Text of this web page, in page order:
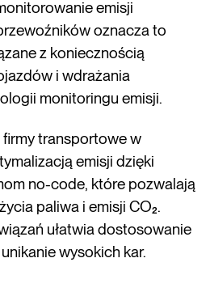
emisji
oznacza to
z koniecznością
i wdrażania
monitoringu emisji.
transportowe w
emisji dzięki
no-code, które pozwalają
paliwa i emisji CO₂.
ułatwia dostosowanie
wysokich kar.